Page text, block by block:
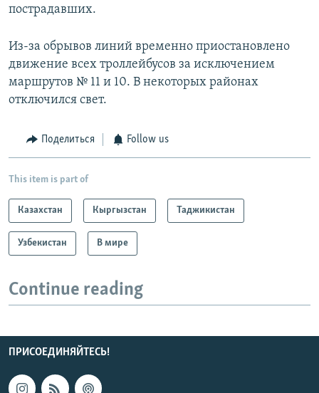
пострадавших.
Из-за обрывов линий временно приостановлено
движение всех троллейбусов за исключением
маршрутов № 11 и 10. В некоторых районах
отключился свет.
Поделиться Follow us
This item is part of
Казахстан Кыргызстан Таджикистан
Узбекистан В мире
Continue reading
ПРИСОЕДИНЯЙТЕСЬ!